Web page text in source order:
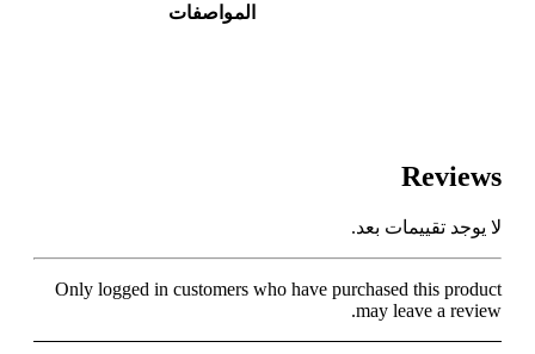
المواصفات
Reviews
لا يوجد تقييمات بعد.
Only logged in customers who have purchased this product
may leave a review.